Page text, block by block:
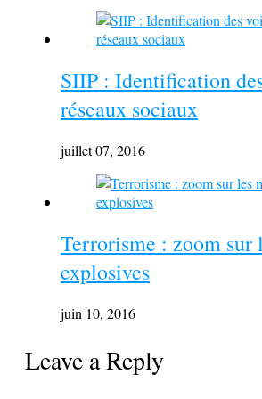
SIIP : Identification
réseaux sociaux
juillet 07, 2016
Terrorisme : zoom sur
explosives
juin 10, 2016
Leave a Reply